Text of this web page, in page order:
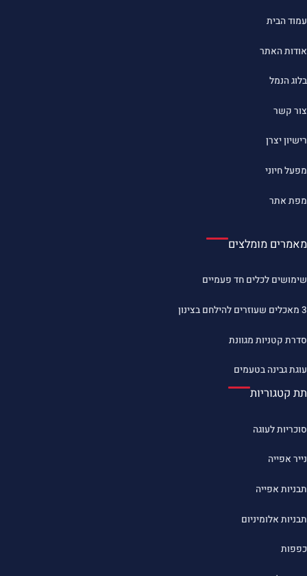
עמוד הבית
אודות האתר
בלוג הנמל
צור קשר
רישיון יצרן
מפעל חיוני
מפת אתר
מאמרים מומלצים
שימושים לכלים חד פעמיים
3 מאכלים שעוזרים להילחם בצינון
סדרת קטניות מגוונת
עוגת גבינה בטעמים
תת קטגוריות
סוכריות לעוגה
נייר אפייה
תבניות אפייה
תבניות אלומיניום
כפפות